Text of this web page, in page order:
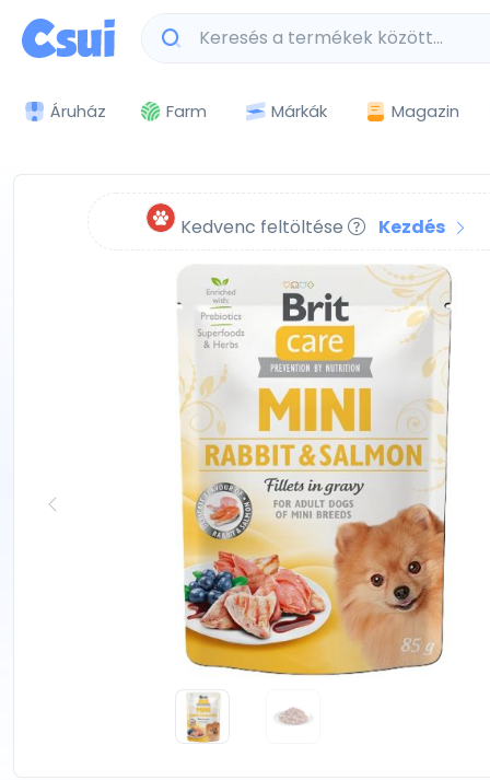
Áruház Farm Márkák Magazin
Kedvenc feltöltése Kezdés